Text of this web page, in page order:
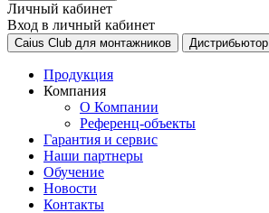
Личный кабинет
Вход в личный кабинет
Caius Club для монтажников Дистрибьютор
Продукция
Компания
О Компании
Референц-объекты
Гарантия и сервис
Наши партнеры
Обучение
Новости
Контакты